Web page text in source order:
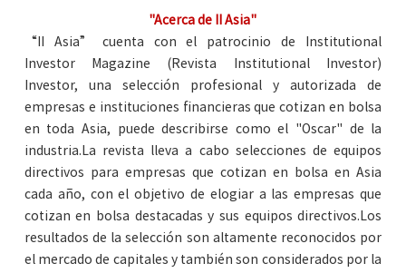
"Acerca de II Asia"
“II Asia” cuenta con el patrocinio de Institutional
Investor Magazine (Revista Institutional Investor)
Investor, una selección profesional y autorizada de
empresas e instituciones financieras que cotizan en bolsa
en toda Asia, puede describirse como el "Oscar" de la
industria.La revista lleva a cabo selecciones de equipos
directivos para empresas que cotizan en bolsa en Asia
cada año, con el objetivo de elogiar a las empresas que
cotizan en bolsa destacadas y sus equipos directivos.Los
resultados de la selección son altamente reconocidos por
el mercado de capitales y también son considerados por la